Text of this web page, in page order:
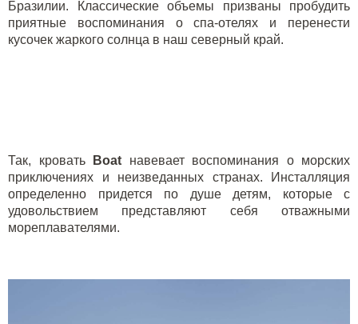
Бразилии. Классические объемы призваны пробудить
приятные воспоминания о спа-отелях и перенести
кусочек жаркого солнца в наш северный край.
Так, кровать Boat навевает воспоминания о морских
приключениях и неизведанных странах. Инсталляция
определенно придется по душе детям, которые с
удовольствием представляют себя отважными
мореплавателями.